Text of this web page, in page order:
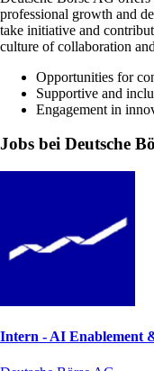
professional growth and
take initiative and
culture of collaboration
Opportunities for
Supportive and
Engagement in
Jobs bei Deutsche
Intern - AI Enablement